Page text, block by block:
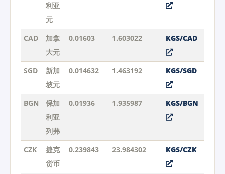
利亚
元
CAD
加拿
大元
0.01603 1.603022 KGS/CAD
SGD
新加
坡元
0.014632 1.463192 KGS/SGD
BGN
保加
利亚
列弗
0.01936 1.935987 KGS/BGN
CZK
捷克
货币
0.239843 23.984302 KGS/CZK